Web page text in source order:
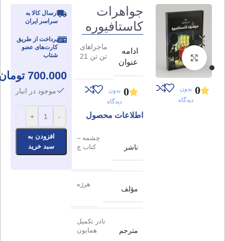
برای بزرگنمایی کلیک کنید
0 بدون
دیدگاه
جواهرات
کاستافیوره
ادامه
عنوان
ماجراهای
تن تن 21
0 بدون
دیدگاه
اطلاعات محصول
ناشر
چشمه –
کتاب چ
مؤلف
هرژه
مترجم
نادر تکمیل
همایون
ارسال کالا به
سراسر ایران
پرداخت از طریق
کارت‌های عضو
شتاب
700.000
موجود در انبار
-
+
افزودن به
سبد خرید